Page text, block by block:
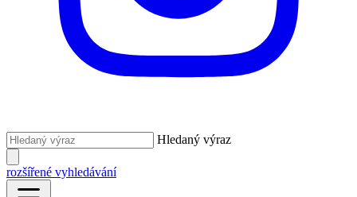
Hledaný výraz
rozšířené vyhledávání